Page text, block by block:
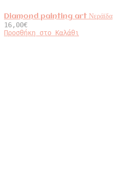
Diamond painting art Νεράϊδα
16,00€
Προσθήκη στο Καλάθι